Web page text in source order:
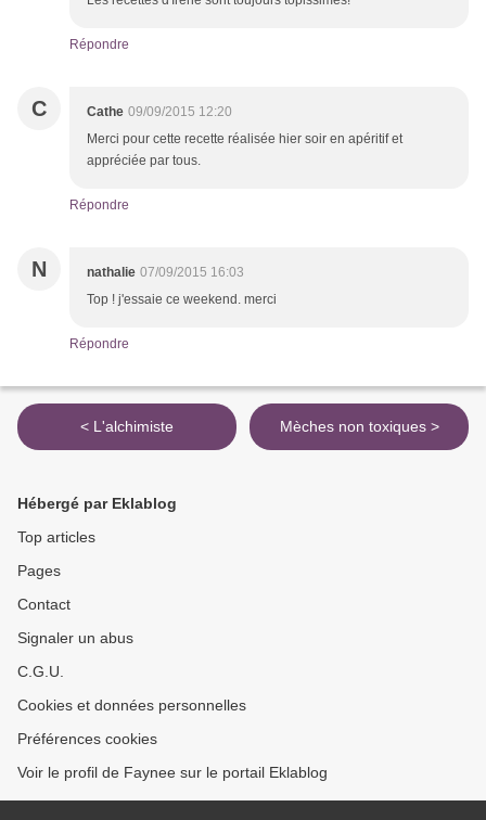
Répondre
C Cathe 09/09/2015 12:20
Merci pour cette recette réalisée hier soir en apéritif et
appréciée par tous.
Répondre
N nathalie 07/09/2015 16:03
Top ! j'essaie ce weekend. merci
Répondre
< L'alchimiste Mèches non toxiques >
Hébergé par Eklablog
Top articles
Pages
Contact
Signaler un abus
C.G.U.
Cookies et données personnelles
Préférences cookies
Voir le profil de Faynee sur le portail Eklablog